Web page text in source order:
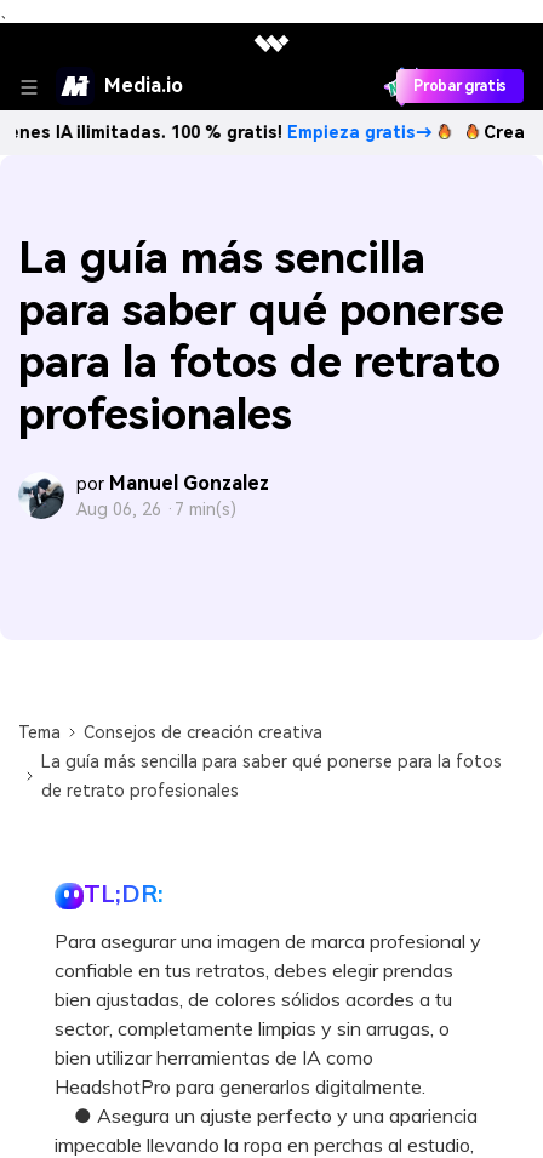
、
Media.io Probar gratis
ilimitadas. 100 % gratis!Empieza gratis→ Crea
La guía más sencilla
para saber qué ponerse
para la fotos de retrato
profesionales
por Manuel Gonzalez
Aug 06, 26 · 7 min(s)
Tema
Consejos de creación creativa
La guía más sencilla para saber qué ponerse para la fotos
de retrato profesionales
TL;DR:
Para asegurar una imagen de marca profesional y
confiable en tus retratos, debes elegir prendas
bien ajustadas, de colores sólidos acordes a tu
sector, completamente limpias y sin arrugas, o
bien utilizar herramientas de IA como
HeadshotPro para generarlos digitalmente.
● Asegura un ajuste perfecto y una apariencia
impecable llevando la ropa en perchas al estudio,